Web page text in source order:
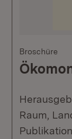
Broschüre
Raum,